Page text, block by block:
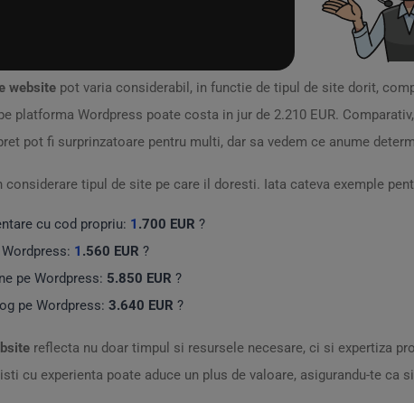
website pot varia considerabil, in functie de tipul de site dorit,
platforma Wordpress poate costa in jur de 2.210 EUR.
pot fi surprinzatoare pentru multi, dar sa vedem ce anume
considerare tipul de site pe care il doresti. Iata cateva exemple
cu cod propriu: 1 .700 EUR ?
1 .560 EUR ?️
pe Wordpress: 5.850 EUR ?
pe Wordpress: 3.640 EUR ?
reflecta nu doar timpul si resursele necesare, ci si expertiza
cu experienta poate aduce un plus de valoare, asigurandu-te ca